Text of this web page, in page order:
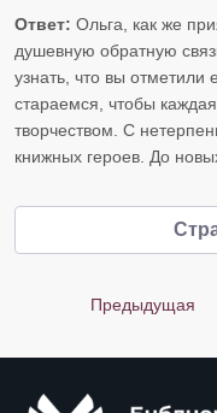
Ответ: Ольга, как же
душевную обратную
узнать, что вы
стараемся, чтобы
творчеством. С
книжных героев. До
Предыдущая